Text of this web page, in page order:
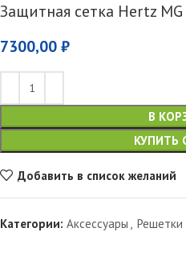
Защитная сетка Hertz
7300,00 ₽
В
КУПИТЬ
Добавить в список желаний
Категории: Аксессуары , Решетки